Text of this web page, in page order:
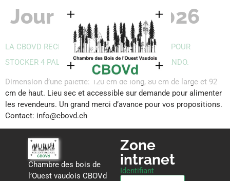
Jour :24 mars 2026
LA CBOVD RECHERCHE URGEMMENT UN LIEU POUR
STOCKER 4 PALETTES DE CLASSEURS NATURANDO.
Dimension d’une palette: 120 cm de long, 80 cm de large et 92
cm de haut. Lieu sec et accessible sur demande pour alimenter
les revendeurs. Un grand merci d’avance pour vos propositions.
Contact: info@cbovd.ch
Chambre des bois de
l’Ouest vaudois CBOVd
Zone
intranet
Identifiant